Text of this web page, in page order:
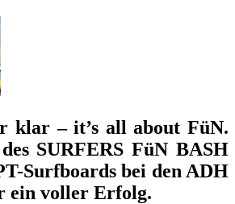
klar – it’s all about FüN.
SURFERS FüN BASH
Surfboards bei den ADH
ein voller Erfolg.